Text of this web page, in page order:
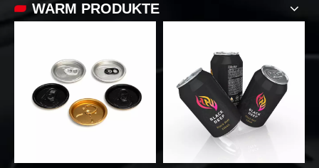
WARM PRODUKTE